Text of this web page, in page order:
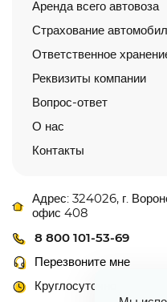
Аренда всего автовоза
Страхование
Ответственное
Реквизиты компании
Вопрос-ответ
О нас
Контакты
Адрес: 324026, г.
офис 408
8 800 101-53-69
Перезвоните мне
Круглосуточно